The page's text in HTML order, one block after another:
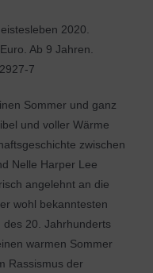
2020.
Ab 9 Jahren.
7
Sommer und ganz
und voller Wärme
zwischen
Nelle Harper Lee
angelehnt an die
wohl bekanntesten
des 20. Jahrhunderts
warmen Sommer
Rassismus der